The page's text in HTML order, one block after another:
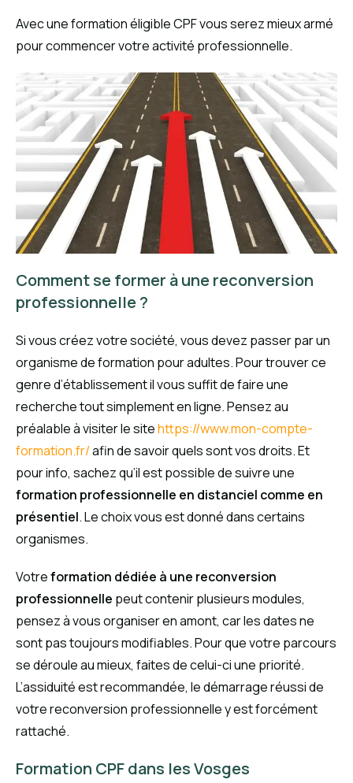
Avec une formation éligible CPF vous serez mieux armé
pour commencer votre activité professionnelle.
Comment se former à une reconversion
professionnelle ?
Si vous créez votre société, vous devez passer par un
organisme de formation pour adultes. Pour trouver ce
genre d’établissement il vous suffit de faire une
recherche tout simplement en ligne. Pensez au
préalable à visiter le sitehttps://www.mon-compte-
formation.fr/afin de savoir quels sont vos droits. Et
pour info, sachez qu’il est possible de suivre une
formation professionnelle en distanciel comme en
présentiel. Le choix vous est donné dans certains
organismes.
Votreformation dédiée à une reconversion
professionnelle peut contenir plusieurs modules,
pensez à vous organiser en amont, car les dates ne
sont pas toujours modifiables. Pour que votre parcours
se déroule au mieux, faites de celui-ci une priorité.
L’assiduité est recommandée, le démarrage réussi de
votre reconversion professionnelle y est forcément
rattaché.
Formation CPF dans les Vosges